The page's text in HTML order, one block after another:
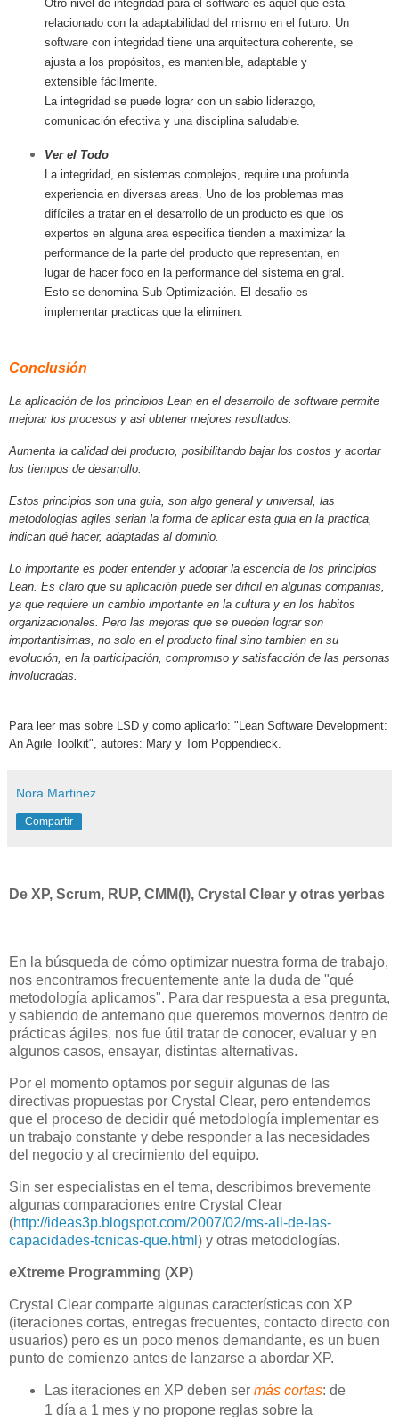
Otro nivel de integridad para el software es aquel que esta
relacionado con la adaptabilidad del mismo en el futuro. Un
software con integridad tiene una arquitectura coherente, se
ajusta a los propósitos, es mantenible, adaptable y
extensible fácilmente.
La integridad se puede lograr con un sabio liderazgo,
comunicación efectiva y una disciplina saludable.
Ver el Todo
La integridad, en sistemas complejos, require una profunda
experiencia en diversas areas. Uno de los problemas mas
difíciles a tratar en el desarrollo de un producto es que los
expertos en alguna area especifica tienden a maximizar la
performance de la parte del producto que representan, en
lugar de hacer foco en la performance del sistema en gral.
Esto se denomina Sub-Optimización. El desafio es
implementar practicas que la eliminen.
Conclusión
La aplicación de los principios Lean en el desarrollo de software permite
mejorar los procesos y asi obtener mejores resultados.
Aumenta la calidad del producto, posibilitando bajar los costos y acortar
los tiempos de desarrollo.
Estos principios son una guia, son algo general y universal, las
metodologias agiles serian la forma de aplicar esta guia en la practica,
indican qué hacer, adaptadas al dominio.
Lo importante es poder entender y adoptar la escencia de los principios
Lean. Es claro que su aplicación puede ser dificil en algunas companias,
ya que requiere un cambio importante en la cultura y en los habitos
organizacionales. Pero las mejoras que se pueden lograr son
importantisimas, no solo en el producto final sino tambien en su
evolución, en la participación, compromiso y satisfacción de las personas
involucradas.
Para leer mas sobre LSD y como aplicarlo: "Lean Software Development:
An Agile Toolkit", autores: Mary y Tom Poppendieck.
Nora Martinez
Compartir
De XP, Scrum, RUP, CMM(I), Crystal Clear y otras yerbas
En la búsqueda de cómo optimizar nuestra forma de trabajo,
nos encontramos frecuentemente ante la duda de "qué
metodología aplicamos". Para dar respuesta a esa pregunta,
y sabiendo de antemano que queremos movernos dentro de
prácticas ágiles, nos fue útil tratar de conocer, evaluar y en
algunos casos, ensayar, distintas alternativas.
Por el momento optamos por seguir algunas de las
directivas propuestas por Crystal Clear, pero entendemos
que el proceso de decidir qué metodología implementar es
un trabajo constante y debe responder a las necesidades
del negocio y al crecimiento del equipo.
Sin ser especialistas en el tema, describimos brevemente
algunas comparaciones entre Crystal Clear
(http://ideas3p.blogspot.com/2007/02/ms-all-de-las-
capacidades-tcnicas-que.html ) y otras metodologías.
eXtreme Programming (XP)
Crystal Clear comparte algunas características con XP
(iteraciones cortas, entregas frecuentes, contacto directo con
usuarios) pero es un poco menos demandante, es un buen
punto de comienzo antes de lanzarse a abordar XP.
Las iteraciones en XP deben ser más cortas: de
1 día a 1 mes y no propone reglas sobre la